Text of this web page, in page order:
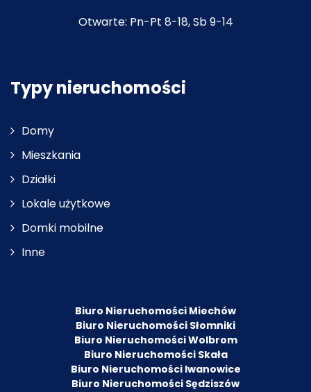
Otwarte: Pn-Pt 8-18, Sb 9-14
Typy nieruchomości
Domy
Mieszkania
Działki
Lokale użytkowe
Domki mobilne
Inne
Biuro Nieruchomości Miechów
Biuro Nieruchomości Słomniki
Biuro Nieruchomości Wolbrom
Biuro Nieruchomości Skała
Biuro Nieruchomości Iwanowice
Biuro Nieruchomości Sędziszów